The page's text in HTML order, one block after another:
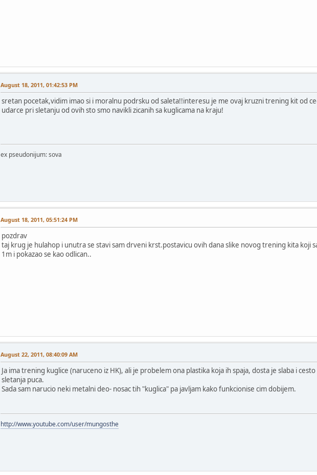
August 18, 2011, 01:42:53 PM
sretan pocetak,vidim imao si i moralnu podrsku od saleta!!interesu je me ovaj kruzni trening kit od
udarce pri sletanju od ovih sto smo navikli zicanih sa kuglicama na kraju!
ex pseudonijum: sova
August 18, 2011, 05:51:24 PM
pozdrav
taj krug je hulahop i unutra se stavi sam drveni krst.postavicu ovih dana slike novog trening kita koji
1m i pokazao se kao odlican..
August 22, 2011, 08:40:09 AM
Ja ima trening kuglice (naruceno iz HK), ali je probelem ona plastika koja ih spaja, dosta je slaba i
sletanja puca.
Sada sam narucio neki metalni deo- nosac tih "kuglica" pa javljam kako funkcionise cim dobijem.
http://www.youtube.com/user/mungosthe